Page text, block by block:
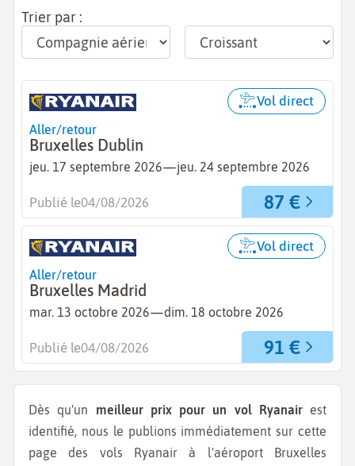
Trier par :
Aller/retour
Bruxelles Dublin
jeu. 17 septembre 2026—jeu. 24 septembre 2026
Vol direct
87 €
Publié le04/08/2026
Aller/retour
Bruxelles Madrid
mar. 13 octobre 2026—dim. 18 octobre 2026
Vol direct
91 €
Publié le04/08/2026
Dès qu'un meilleur prix pour un vol Ryanairest
identifié, nous le publions immédiatement sur cette
page des vols Ryanair à l'aéroport Bruxelles